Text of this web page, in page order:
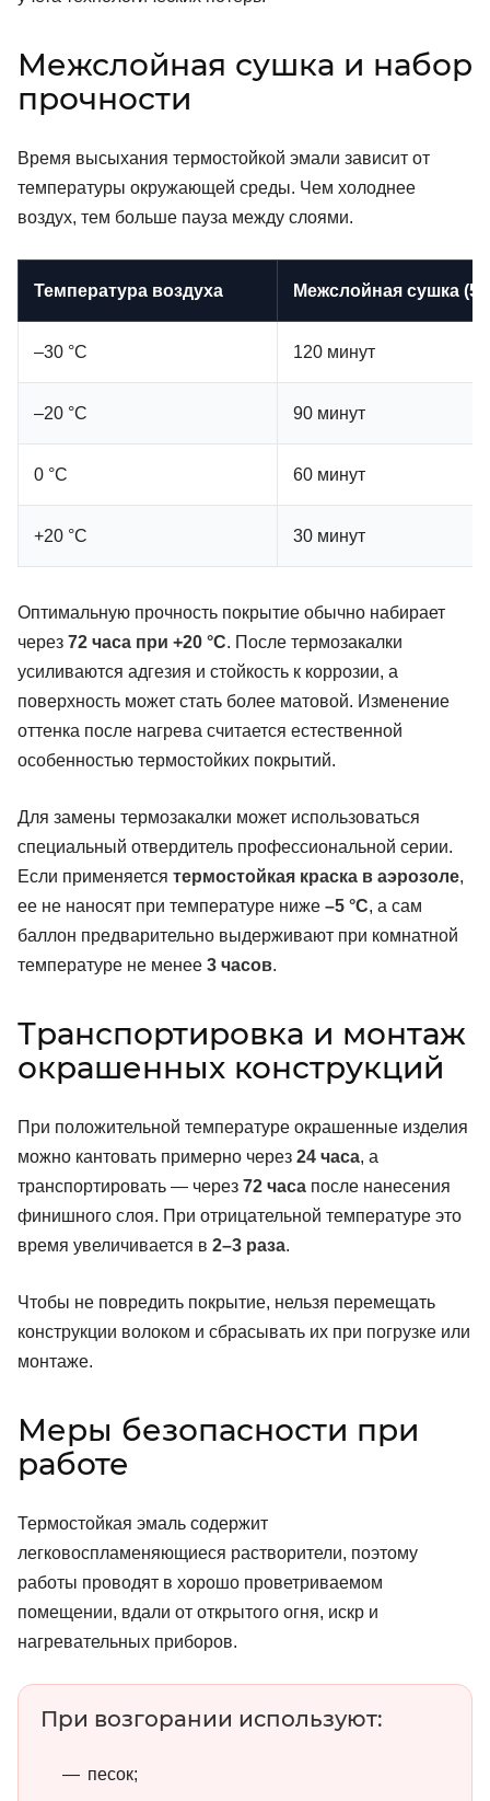
Межслойная сушка и набор
прочности
Время высыхания термостойкой эмали зависит от
температуры окружающей среды. Чем холоднее
воздух, тем больше пауза между слоями.
Температура воздуха Межслойная сушка
–30 °C 120 минут
–20 °C 90 минут
0 °C 60 минут
+20 °C 30 минут
Оптимальную прочность покрытие обычно набирает
через 72 часа при +20 °C. После термозакалки
усиливаются адгезия и стойкость к коррозии, а
поверхность может стать более матовой. Изменение
оттенка после нагрева считается естественной
особенностью термостойких покрытий.
Для замены термозакалки может использоваться
специальный отвердитель профессиональной серии.
Если применяется термостойкая краска в аэрозоле,
ее не наносят при температуре ниже –5 °C, а сам
баллон предварительно выдерживают при комнатной
температуре не менее 3 часов.
Транспортировка и монтаж
окрашенных конструкций
При положительной температуре окрашенные изделия
можно кантовать примерно через 24 часа, а
транспортировать — через 72 часа после нанесения
финишного слоя. При отрицательной температуре это
время увеличивается в 2–3 раза.
Чтобы не повредить покрытие, нельзя перемещать
конструкции волоком и сбрасывать их при погрузке или
монтаже.
Меры безопасности при
работе
Термостойкая эмаль содержит
легковоспламеняющиеся растворители, поэтому
работы проводят в хорошо проветриваемом
помещении, вдали от открытого огня, искр и
нагревательных приборов.
При возгорании используют:
песок;